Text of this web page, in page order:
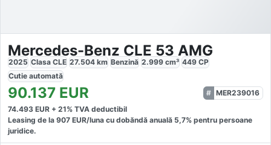
Mercedes-Benz CLE 53 AMG
2025 Clasa CLE 27.504 km Benzină 2.999 cm³ 449 CP
Cutie automată
90.137 EUR
MER239016
74.493 EUR + 21% TVA deductibil
Leasing de la 907 EUR/luna cu dobăndă anuală 5,7% pentru persoane
juridice.